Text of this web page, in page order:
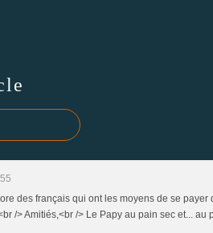
des français qui ont les moyens de se
/> Amitiés,<br /> Le Papy au pain sec et... au